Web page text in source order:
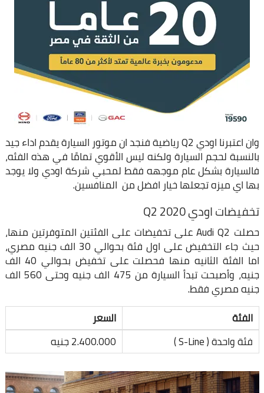
وان اعتبرنا اودي Q2 رياضية فنجد ان موتور السيارة يقدم اداء جيد
بالنسبة لحجم السيارة ولكنه ليس الأقوي تمامًا في هذه الفئه،
فالسيارة بشكل عام موجهه فقط لمحبي شركة اودي ولا يوجد
بها اي ميزه تجعلها خيار افضل من المنافسين.
تخفيضات اودي Q2 2020
حصلت Audi Q2 على تخفيضات على الفئتين المتوفرتين منها،
حيث جاء التخفيض على اول فئة بحوالي 30 الف جنيه مصري،
اما الفئة الثانيه منها فحصلت على تخفيض بحوالي 40 الف
جنيه، وأصبحت تبدأ السيارة من 475 الف جنيه وحتى 560 الف
جنيه مصري فقط.
الفئة
السعر
فئة واحدة ( S-Line )
2.400.000 جنيه